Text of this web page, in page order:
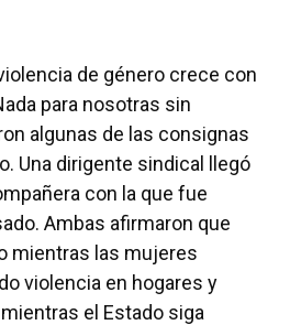
de género crece con
para nosotras sin
algunas de las consignas
Una dirigente sindical llegó
con la que fue
Ambas afirmaron que
mientras las mujeres
violencia en hogares y
el Estado siga